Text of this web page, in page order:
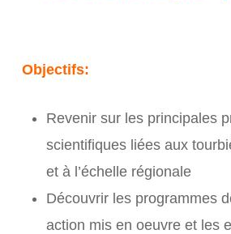
Objectifs:
Revenir sur les principales
scientifiques liées aux
et à l’échelle régionale
Découvrir les programmes
action mis en oeuvre et les